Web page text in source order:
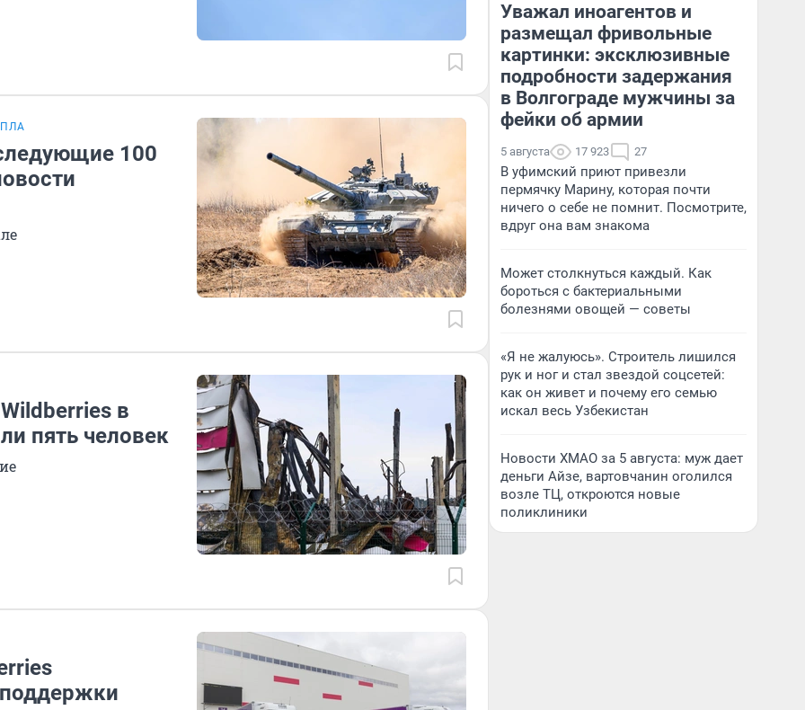
100
в
пять человек
Уважал иноагентов и
размещал фривольные
картинки: эксклюзивные
подробности задержания
в Волгограде мужчины за
фейки об армии
5 августа 17 923 27
В уфимский приют привезли
пермячку Марину, которая почти
ничего о себе не помнит. Посмотрите,
вдруг она вам знакома
Может столкнуться каждый. Как
бороться с бактериальными
болезнями овощей — советы
«Я не жалуюсь». Строитель лишился
рук и ног и стал звездой соцсетей:
как он живет и почему его семью
искал весь Узбекистан
Новости ХМАО за 5 августа: муж дает
деньги Айзе, вартовчанин оголился
возле ТЦ, откроются новые
поликлиники